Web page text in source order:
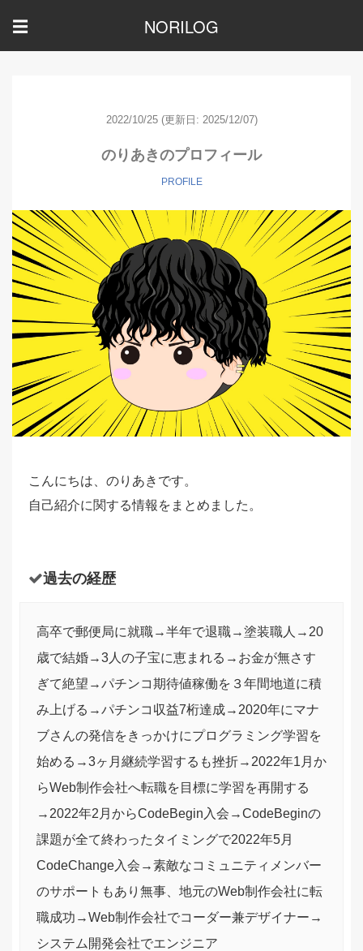
☰ NORILOG
2022/10/25 (更新日: 2025/12/07)
のりあきのプロフィール
PROFILE
こんにちは、のりあきです。
自己紹介に関する情報をまとめました。
過去の経歴
高卒で郵便局に就職→半年で退職→塗装職人→20
歳で結婚→3人の子宝に恵まれる→お金が無さす
ぎて絶望→パチンコ期待値稼働を３年間地道に積
み上げる→パチンコ収益7桁達成→2020年にマナ
ブさんの発信をきっかけにプログラミング学習を
始める→3ヶ月継続学習するも挫折→2022年1月か
らWeb制作会社へ転職を目標に学習を再開する
→2022年2月からCodeBegin入会→CodeBeginの
課題が全て終わったタイミングで2022年5月
CodeChange入会→素敵なコミュニティメンバー
のサポートもあり無事、地元のWeb制作会社に転
職成功→Web制作会社でコーダー兼デザイナー→
システム開発会社でエンジニア